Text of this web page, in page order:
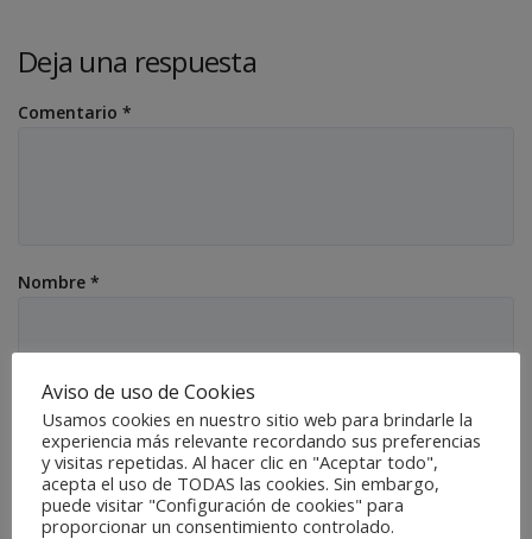
Deja una respuesta
Comentario *
Nombre *
Correo electrónico *
Aviso de uso de Cookies
Usamos cookies en nuestro sitio web para brindarle la
experiencia más relevante recordando sus preferencias
y visitas repetidas. Al hacer clic en "Aceptar todo",
acepta el uso de TODAS las cookies. Sin embargo,
puede visitar "Configuración de cookies" para
proporcionar un consentimiento controlado.